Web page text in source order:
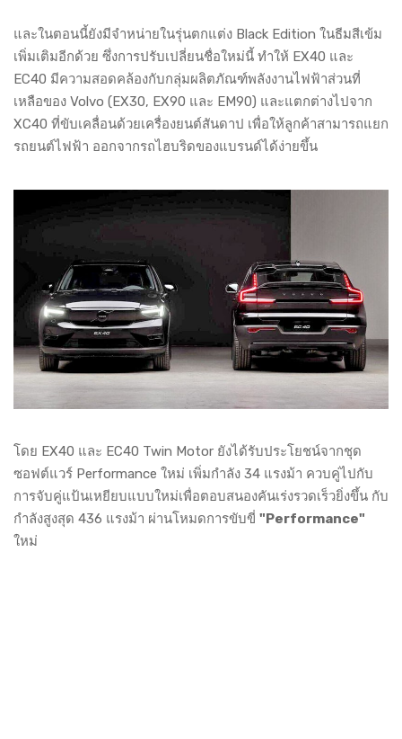
และในตอนนี้ยังมีจำหน่ายในรุ่นตกแต่ง Black Edition ในธีมสีเข้ม
เพิ่มเติมอีกด้วย ซึ่งการปรับเปลี่ยนชื่อใหม่นี้ ทำให้ EX40 และ
EC40 มีความสอดคล้องกับกลุ่มผลิตภัณฑ์พลังงานไฟฟ้าส่วนที่
เหลือของ Volvo (EX30, EX90 และ EM90) และแตกต่างไปจาก
XC40 ที่ขับเคลื่อนด้วยเครื่องยนต์สันดาป เพื่อให้ลูกค้าสามารถแยก
รถยนต์ไฟฟ้า ออกจากรถไฮบริดของแบรนด์ได้ง่ายขึ้น
โดย EX40 และ EC40 Twin Motor ยังได้รับประโยชน์จากชุด
ซอฟต์แวร์ Performance ใหม่ เพิ่มกำลัง 34 แรงม้า ควบคู่ไปกับ
การจับคู่แป้นเหยียบแบบใหม่เพื่อตอบสนองคันเร่งรวดเร็วยิ่งขึ้น กับ
กำลังสูงสุด 436 แรงม้า ผ่านโหมดการขับขี่ "Performance"
ใหม่